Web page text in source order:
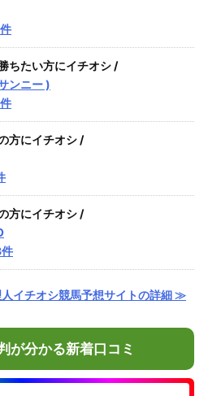
ちたい方にイチオシ /
ンニー )
方にイチオシ /
方にイチオシ /
イチオシ競馬予想サイトの詳細 ≫
が分かる新着口コミ